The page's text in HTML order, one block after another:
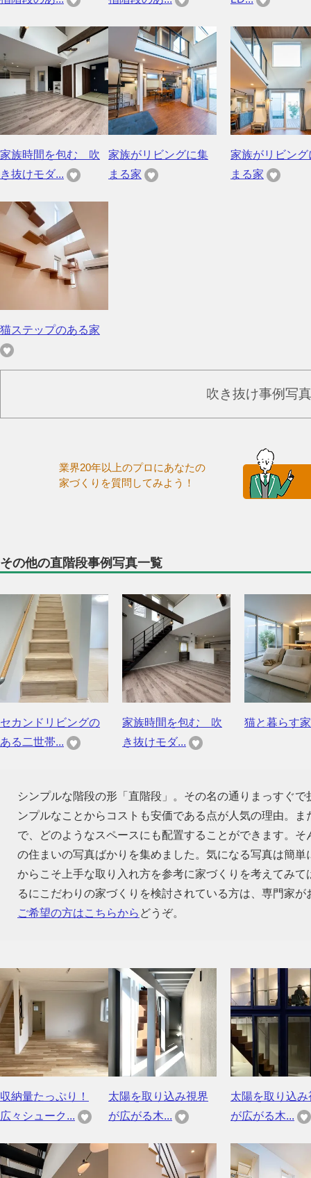
家族時間を包む 吹
き抜けモダ...
家族がリビングに集
まる家
家族がリビング
まる家
猫ステップのある家
吹き抜け事例写
業界20年以上のプロにあなたの
家づくりを質問してみよう！
その他の直階段事例写真一覧
セカンドリビングの
ある二世帯...
家族時間を包む 吹
き抜けモダ...
猫と暮らす家
シンプルな階段の形「直階段」。その名の通りまっすぐ
ンプルなことからコストも安価である点が人気の理由。
で、どのようなスペースにも配置することができます。
の住まいの写真ばかりを集めました。気になる写真は簡
からこそ上手な取り入れ方を参考に家づくりを考えてみ
るにこだわりの家づくりを検討されている方は、専門家
ご希望の方はこちらから どうぞ。
収納量たっぷり！
広々シューク...
太陽を取り込み視界
が広がる木...
太陽を取り込み
が広がる木...